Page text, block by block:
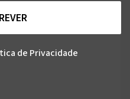
de Privacidade